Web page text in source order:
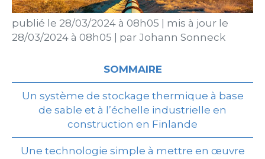
publié le 28/03/2024 à 08h05
mis à jour le
28/03/2024 à 08h05
par Johann Sonneck
SOMMAIRE
Un système de stockage thermique à base
de sable et à l’échelle industrielle en
construction en Finlande
Une technologie simple à mettre en œuvre